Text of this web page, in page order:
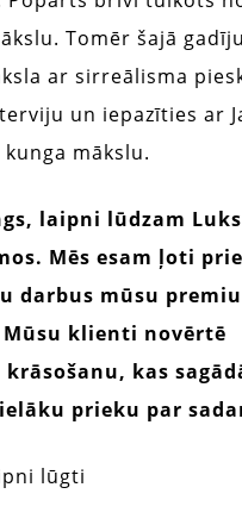
Tomēr šajā
ar sirreālisma
un iepazīties ar
mākslu.
laipni lūdzam
Mēs esam ļoti
darbus mūsu
klienti novērtē
kas
prieku par
lūgti